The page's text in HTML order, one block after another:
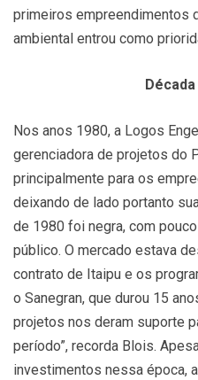
primeiros empreendimentos
ambiental entrou como
Nos anos 1980, a Logos
gerenciadora de projetos do
principalmente para os
deixando de lado portanto
de 1980 foi negra, com
público. O mercado estava
contrato de Itaipu e os
o Sanegran, que durou 15
projetos nos deram suporte
período”, recorda Blois.
investimentos nessa época,